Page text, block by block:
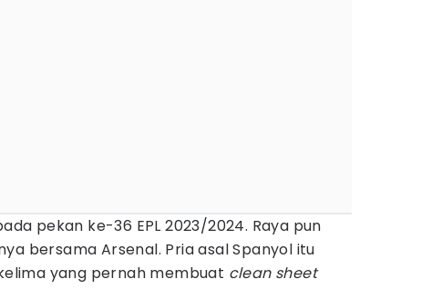
pekan ke-36 EPL 2023/2024. Raya pun
bersama Arsenal. Pria asal Spanyol itu
yang pernah membuat clean sheet